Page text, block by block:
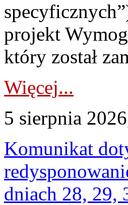
projekt
który został
Więcej...
5 sierpnia
Komunikat
dniach 28, 29,